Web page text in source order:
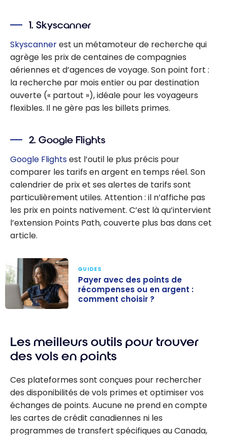
1. Skyscanner
Skyscannerest un métamoteur de recherche qui
agrège les prix de centaines de compagnies
aériennes et d’agences de voyage. Son point fort :
la recherche par mois entier ou par destination
ouverte (« partout »), idéale pour les voyageurs
flexibles. Il ne gère pas les billets primes.
2. Google Flights
Google Flightsest l’outil le plus précis pour
comparer les tarifs en argent en temps réel. Son
calendrier de prix et ses alertes de tarifs sont
particulièrement utiles. Attention : il n’affiche pas
les prix en points nativement. C’est là qu’intervient
l’extension Points Path, couverte plus bas dans cet
article.
récompenses
ou en argent :
choisir ?
GUIDES
Payer avec des points de
récompenses ou en argent :
comment choisir ?
Les meilleurs outils pour trouver
des vols en points
Ces plateformes sont conçues pour rechercher
des disponibilités de vols primes et optimiser vos
échanges de points. Aucune ne prend en compte
les cartes de crédit canadiennes ni les
programmes de transfert spécifiques au Canada,